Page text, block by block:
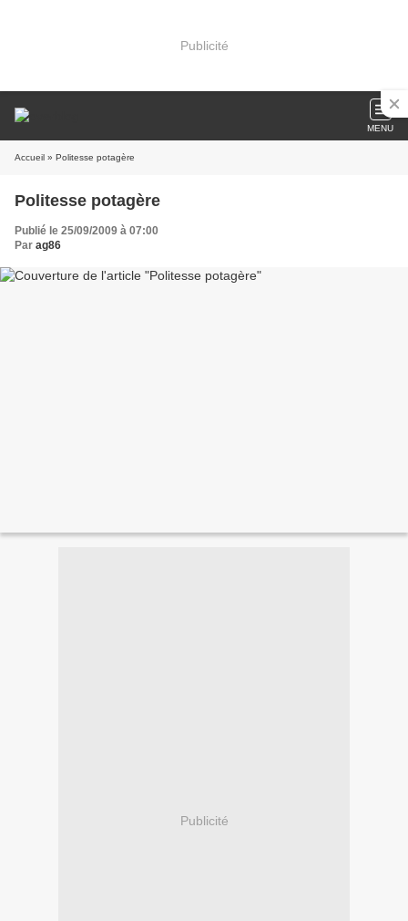
Publicité
MENU
Accueil » Politesse potagère
Politesse potagère
Publié le 25/09/2009 à 07:00
Par ag86
Publicité